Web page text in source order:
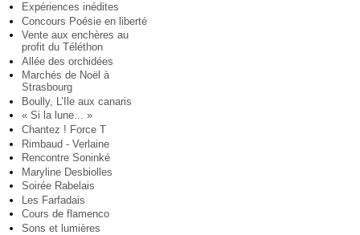
Expériences inédites
Concours Poésie en liberté
Vente aux enchères au
profit du Téléthon
Allée des orchidées
Marchés de Noël à
Strasbourg
Boully, L’Ile aux canaris
« Si la lune... »
Chantez ! Force T
Rimbaud - Verlaine
Rencontre Soninké
Maryline Desbiolles
Soirée Rabelais
Les Farfadais
Cours de flamenco
Sons et lumières